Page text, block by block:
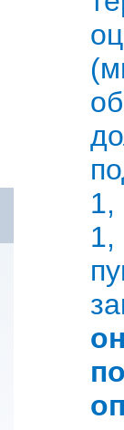
1,